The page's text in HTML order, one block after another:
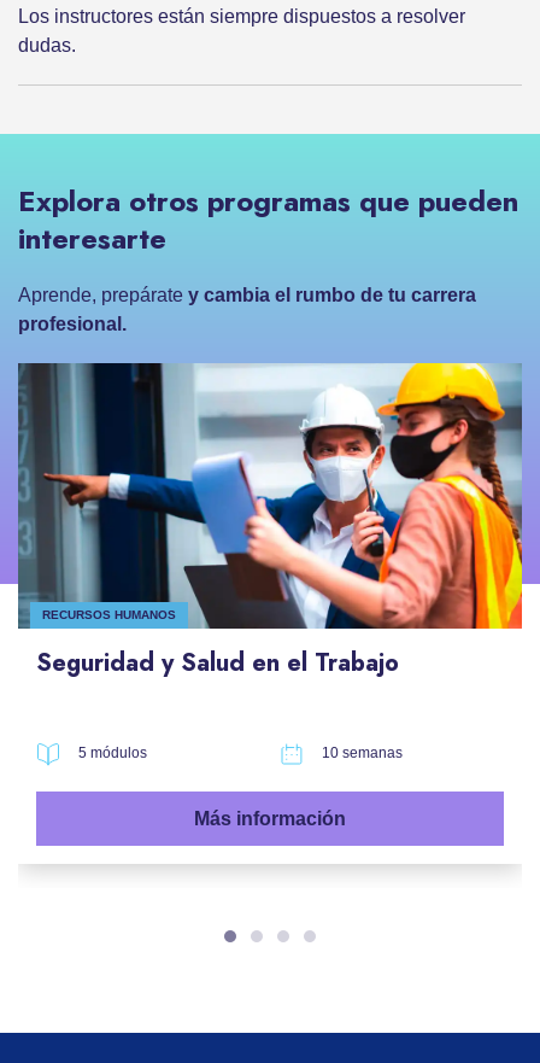
Los instructores están siempre dispuestos a resolver
dudas.
Explora otros programas que pueden
interesarte
Aprende, prepárate y cambia el rumbo de tu carrera
profesional.
RECURSOS HUMANOS
Seguridad y Salud en el Trabajo
5 módulos 10 semanas
Más información